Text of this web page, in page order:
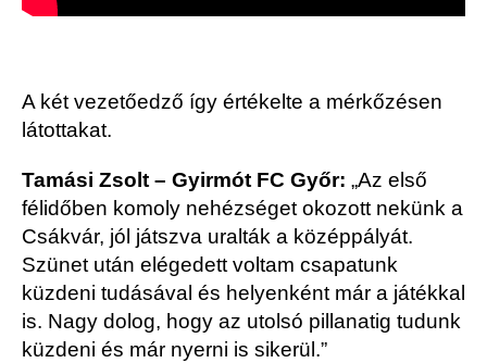
A két vezetőedző így értékelte a mérkőzésen
látottakat.
Tamási Zsolt – Gyirmót FC Győr: „Az első
félidőben komoly nehézséget okozott nekünk a
Csákvár, jól játszva uralták a középpályát.
Szünet után elégedett voltam csapatunk
küzdeni tudásával és helyenként már a játékkal
is. Nagy dolog, hogy az utolsó pillanatig tudunk
küzdeni és már nyerni is sikerül.”